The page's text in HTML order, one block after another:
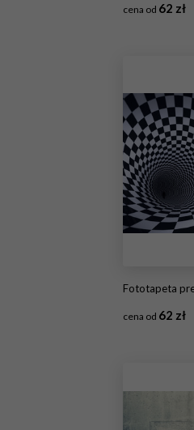
cena od 62 zł
Fototapeta
cena od 62 zł